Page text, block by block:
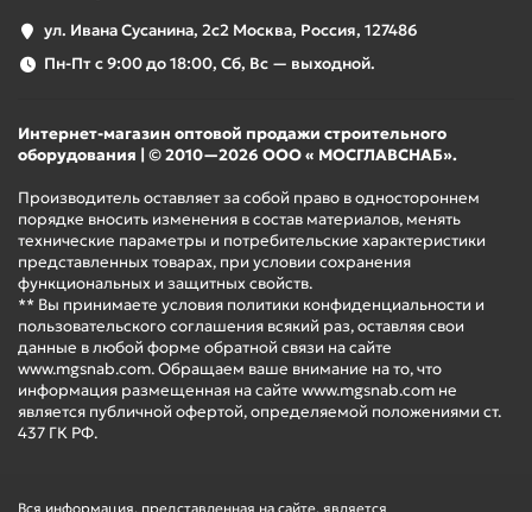
Вся информация, представленная на сайте, является
ул. Ивана Сусанина, 2с2 Москва, Россия, 127486
Пн-Пт с 9:00 до 18:00, Сб, Вс — выходной.
Интернет-магазин оптовой продажи строительного
оборудования | © 2010—2026 ООО « МОСГЛАВСНАБ».
Производитель оставляет за собой право в одностороннем
порядке вносить изменения в состав материалов, менять
технические параметры и потребительские характеристики
представленных товарах, при условии сохранения
функциональных и защитных свойств.
** Вы принимаете условия политики конфиденциальности и
пользовательского соглашения всякий раз, оставляя свои
данные в любой форме обратной связи на сайте
www.mgsnab.com. Обращаем ваше внимание на то, что
информация размещенная на сайте www.mgsnab.com не
является публичной офертой, определяемой положениями ст.
437 ГК РФ.